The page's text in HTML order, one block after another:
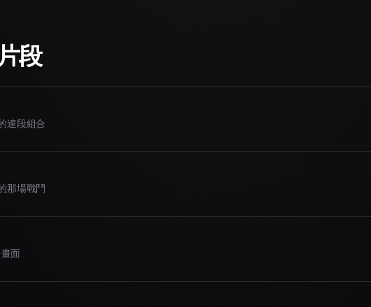
段
連段組合
那場戰鬥
畫面